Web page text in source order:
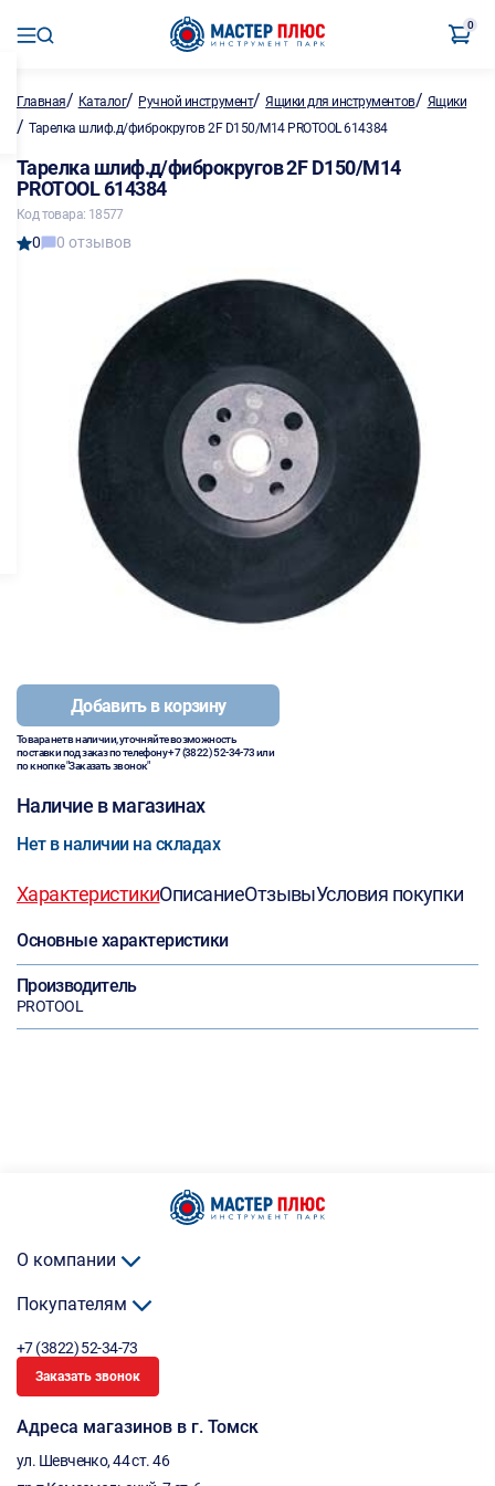
0
Главная/ Каталог/ Ручной инструмент/Ящики для инструментов/ Ящики
/ Тарелка шлиф.д/фиброкругов 2F D150/M14 PROTOOL 614384
Тарелка шлиф.д/фиброкругов 2F D150/M14
PROTOOL 614384
Код товара: 18577
0 0 отзывов
Добавить в корзину
Товара нет в наличии, уточняйте возможность
поставки под заказ по телефону+7 (3822) 52-34-73или
по кнопке "Заказать звонок"
Наличие в магазинах
Нет в наличии на складах
ХарактеристикиОписаниеОтзывыУсловия покупки
Основные характеристики
Производитель
PROTOOL
О компании
Покупателям
+7 (3822) 52-34-73
Заказать звонок
Адреса магазинов в г. Томск
ул. Шевченко, 44 ст. 46